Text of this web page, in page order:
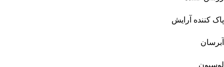
پاک کننده آرایش
آبرسان
لوسیون